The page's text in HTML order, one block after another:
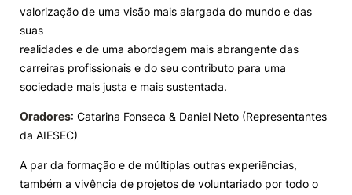
Candidaturas
Denúncias
valorização de uma visão mais alargada do mundo e das
suas
realidades e de uma abordagem mais abrangente das
carreiras profissionais e do seu contributo para uma
sociedade mais justa e mais sustentada.
Oradores: Catarina Fonseca & Daniel Neto (Representantes
da AIESEC)
A par da formação e de múltiplas outras experiências,
também a vivência de projetos de voluntariado por todo o